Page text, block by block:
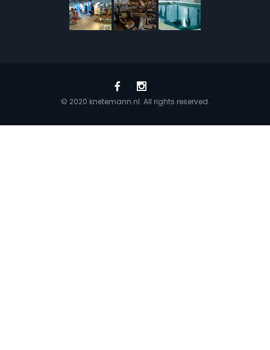
© 2020 knetemann.nl. All rights reserved.